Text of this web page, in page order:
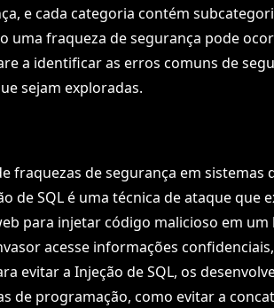
e cada categoria contém
fraqueza de segurança pode
a identificar as erros comuns de
sejam exploradas.
fraquezas de segurança em sistemas
de SQL é uma técnica de ataque que
para injetar código malicioso em um
acesse informações
evitar a Injeção de SQL, os
de programação, como evitar a